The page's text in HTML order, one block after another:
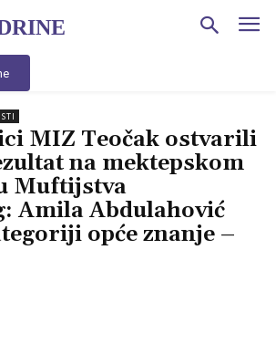
MIZ Teočak ostvarili
na mektepskom
Muftijstva
Amila Abdulahović
opće znanje –